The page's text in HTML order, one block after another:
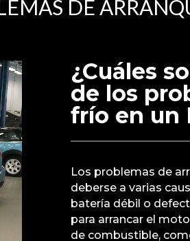
DE
¿Cuáles
de los
frío en un
Los problemas de
deberse a varias
batería débil o
para arrancar el
de combustible,